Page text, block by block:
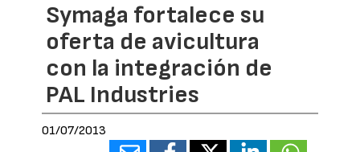
Symaga fortalece su
oferta de avicultura
con la integración de
PAL Industries
01/07/2013